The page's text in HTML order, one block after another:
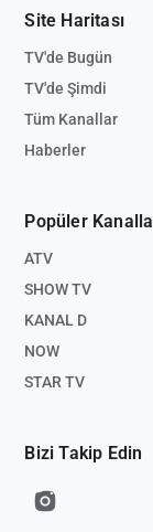
Site Haritası
TV'de Bugün
TV'de Şimdi
Tüm Kanallar
Haberler
Popüler
ATV
SHOW TV
KANAL D
NOW
STAR TV
Bizi Takip Edin